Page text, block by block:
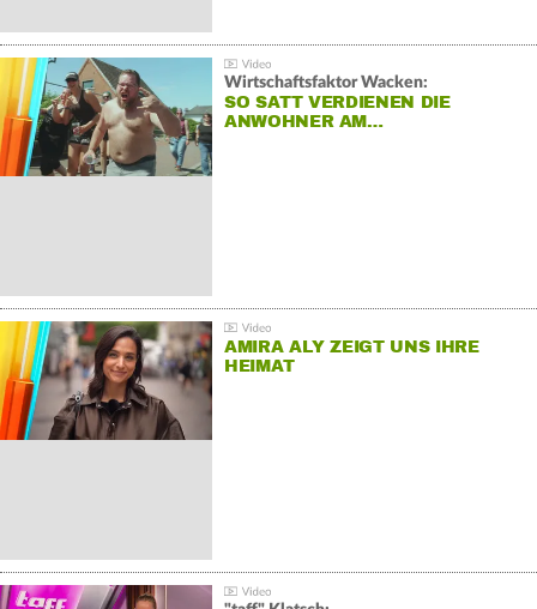
Wirtschaftsfaktor Wacken:
SO SATT VERDIENEN DIE
ANWOHNER AM…
AMIRA ALY ZEIGT UNS IHRE
HEIMAT